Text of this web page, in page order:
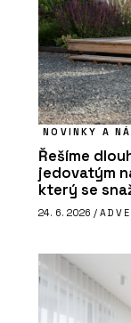
NOVINKY A
Řešíme
jedovatým
který se
24. 6. 2026 /